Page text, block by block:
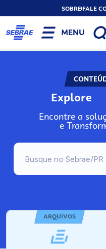
SOBREFALE
MENU
Explore
Encontre a
e
ARQUIVOS